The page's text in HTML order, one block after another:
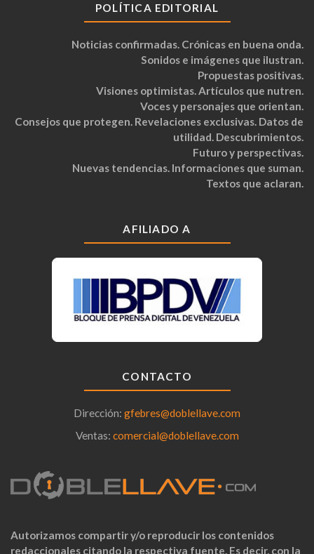
POLÍTICA EDITORIAL
Noticias confirmadas. Crónicas en buena onda.
Sonidos e imágenes que ilustran.
Propuestas positivas.
Visiones optimistas. Artículos que nutren.
Voces y personajes que orientan.
Consejos que protegen. Revelaciones exclusivas. Datos de
utilidad. Descubrimientos.
Futuro y perspectivas.
Nuevas tendencias. Informaciones que suman.
Textos que aclaran.
AFILIADO A
CONTACTO
Dirección: gfebres@doblellave.com
Ventas: comercial@doblellave.com
Autorizamos compartir y/o reproducir los contenidos
redaccionales citando la respectiva fuente. Es decir, con la